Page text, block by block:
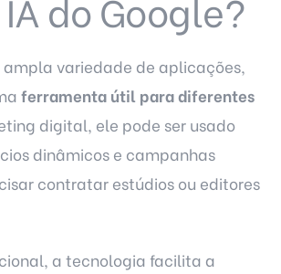
ampla variedade de aplicações,
ferramenta útil para diferentes
digital, ele pode ser usado
dinâmicos e campanhas
contratar estúdios ou editores
a tecnologia facilita a